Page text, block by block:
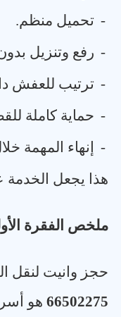
- تحميل منظم.
- رفع وتنزيل
- ترتيب للعفش
- حماية كاملة
-
إنهاء المهمة
هذا يجعل
ملخص الفقرة
حجز وانيت لنقل
66502275 هو